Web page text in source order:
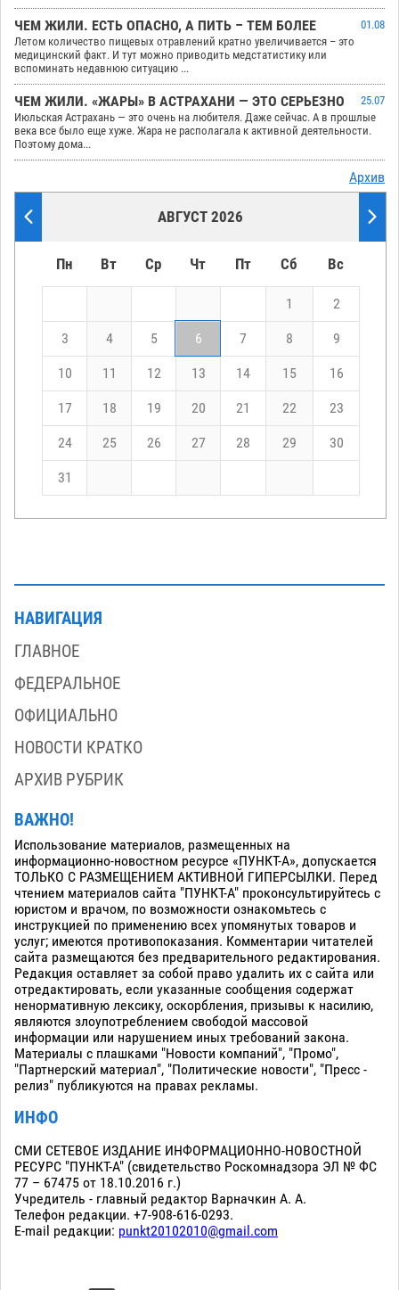
ЧЕМ ЖИЛИ. ЕСТЬ ОПАСНО, А ПИТЬ – ТЕМ БОЛЕЕ
01.08
Летом количество пищевых отравлений кратно увеличивается – это
медицинский факт. И тут можно приводить медстатистику или
вспоминать недавнюю ситуацию ...
ЧЕМ ЖИЛИ. «ЖАРЫ» В АСТРАХАНИ — ЭТО СЕРЬЕЗНО
25.07
Июльская Астрахань — это очень на любителя. Даже сейчас. А в прошлые
века все было еще хуже. Жара не располагала к активной деятельности.
Поэтому дома...
Архив
АВГУСТ 2026
Пн Вт Ср Чт Пт Сб Вс
1 2
3 4 5 6 7 8 9
10 11 12 13 14 15 16
17 18 19 20 21 22 23
24 25 26 27 28 29 30
31
НАВИГАЦИЯ
ГЛАВНОЕ
ФЕДЕРАЛЬНОЕ
ОФИЦИАЛЬНО
НОВОСТИ КРАТКО
АРХИВ РУБРИК
ВАЖНО!
Использование материалов, размещенных на
информационно-новостном ресурсе «ПУНКТ-А», допускается
ТОЛЬКО С РАЗМЕЩЕНИЕМ АКТИВНОЙ ГИПЕРСЫЛКИ. Перед
чтением материалов сайта "ПУНКТ-А" проконсультируйтесь с
юристом и врачом, по возможности ознакомьтесь с
инструкцией по применению всех упомянутых товаров и
услуг; имеются противопоказания. Комментарии читателей
сайта размещаются без предварительного редактирования.
Редакция оставляет за собой право удалить их с сайта или
отредактировать, если указанные сообщения содержат
ненормативную лексику, оскорбления, призывы к насилию,
являются злоупотреблением свободой массовой
информации или нарушением иных требований закона.
Материалы с плашками "Новости компаний", "Промо",
"Партнерский материал", "Политические новости", "Пресс -
релиз" публикуются на правах рекламы.
ИНФО
СМИ СЕТЕВОЕ ИЗДАНИЕ ИНФОРМАЦИОННО-НОВОСТНОЙ
РЕСУРС "ПУНКТ-А" (свидетельство Роскомнадзора ЭЛ № ФС
77 – 67475 от 18.10.2016 г.)
Учредитель - главный редактор Варначкин А. А.
Телефон редакции. +7-908-616-0293.
E-mail редакции: punkt20102010@gmail.com